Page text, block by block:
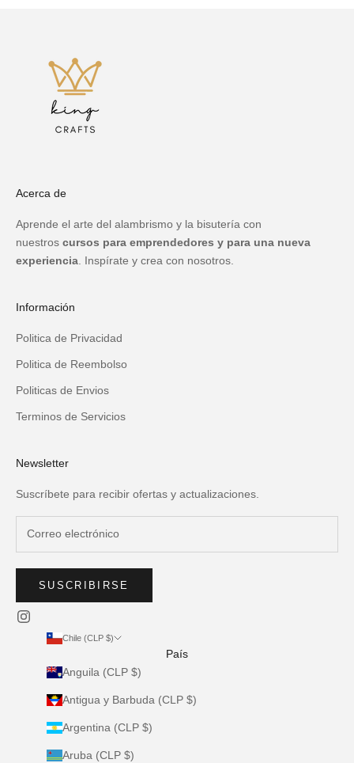
Acerca de
Aprende el arte del alambrismo y la bisutería con
nuestros cursos para emprendedores y para una nueva
experiencia . Inspírate y crea con nosotros.
Información
Politica de Privacidad
Politica de Reembolso
Politicas de Envios
Terminos de Servicios
Newsletter
Suscríbete para recibir ofertas y actualizaciones.
SUSCRIBIRSE
Chile (CLP $)
País
Anguila (CLP $)
Antigua y Barbuda (CLP $)
Argentina (CLP $)
Aruba (CLP $)